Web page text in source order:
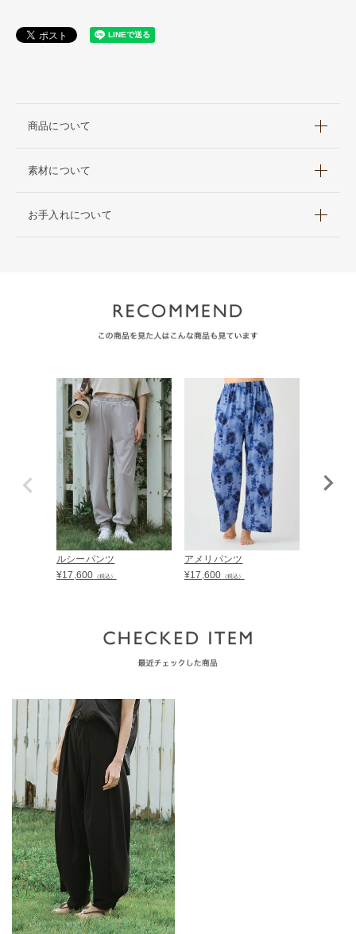
商品について
素材について
お手入れについて
ルシーパンツ
¥17,600 （税込）
アメリパンツ
¥17,600 （税込）